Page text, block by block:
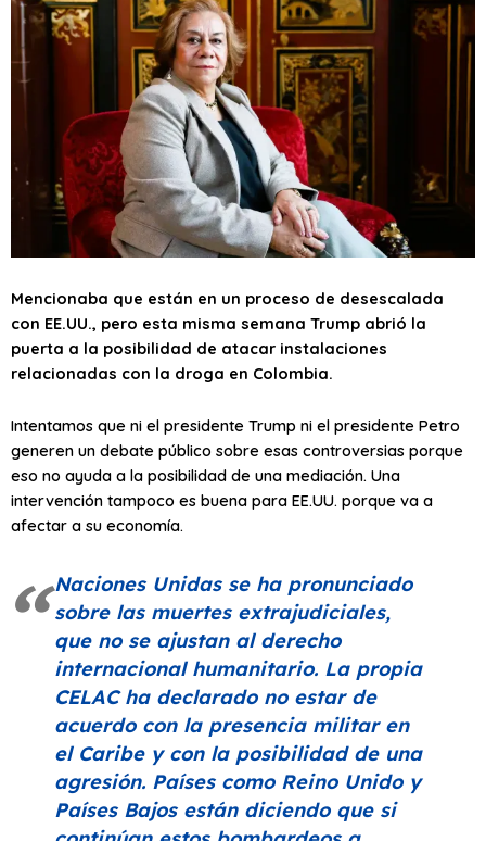
Mencionaba que están en un proceso de desescalada
con EE.UU., pero esta misma semana Trump abrió la
puerta a la posibilidad de atacar instalaciones
relacionadas con la droga en Colombia.
Intentamos que ni el presidente Trump ni el presidente Petro
generen un debate público sobre esas controversias porque
eso no ayuda a la posibilidad de una mediación. Una
intervención tampoco es buena para EE.UU. porque va a
afectar a su economía.
Naciones Unidas se ha pronunciado
sobre las muertes extrajudiciales,
que no se ajustan al derecho
internacional humanitario. La propia
CELAC ha declarado no estar de
acuerdo con la presencia militar en
el Caribe y con la posibilidad de una
agresión. Países como Reino Unido y
Países Bajos están diciendo que si